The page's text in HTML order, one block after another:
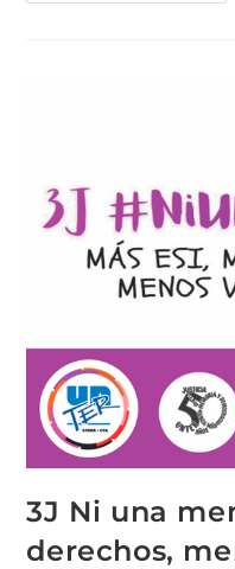
3J Ni una
derechos,